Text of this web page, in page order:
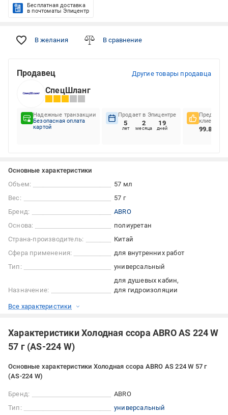
Бесплатная доставка
в почтоматы Эпицентр
В желания В сравнение
Продавец Другие товары продавца
СпецШланг
Надежные транзакции
Безопасная оплата
картой
Продает в Эпицентре
5
лет
2
месяца
19
дней
клиентов
99.88%
Основные характеристики
Объем:
57 мл
Вес:
57 г
Бренд:
ABRO
Основа:
полиуретан
Страна-производитель:
Китай
Сфера применения:
для внутренних работ
Тип:
универсальный
Назначение:
для душевых кабин
для гидроизоляции
Все характеристики
Характеристики Холодная ссора ABRO AS 224 W
57 г (AS-224 W)
Основные характеристики Холодная ссора ABRO AS 224 W 57 г
(AS-224 W)
Бренд:
ABRO
Тип:
универсальный